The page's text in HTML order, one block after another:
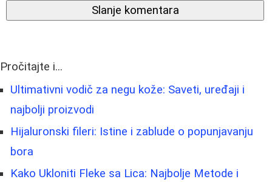
Slanje komentara
Pročitajte i...
Ultimativni vodič za negu kože: Saveti, uređaji i
najbolji proizvodi
Hijaluronski fileri: Istine i zablude o popunjavanju
bora
Kako Ukloniti Fleke sa Lica: Najbolje Metode i